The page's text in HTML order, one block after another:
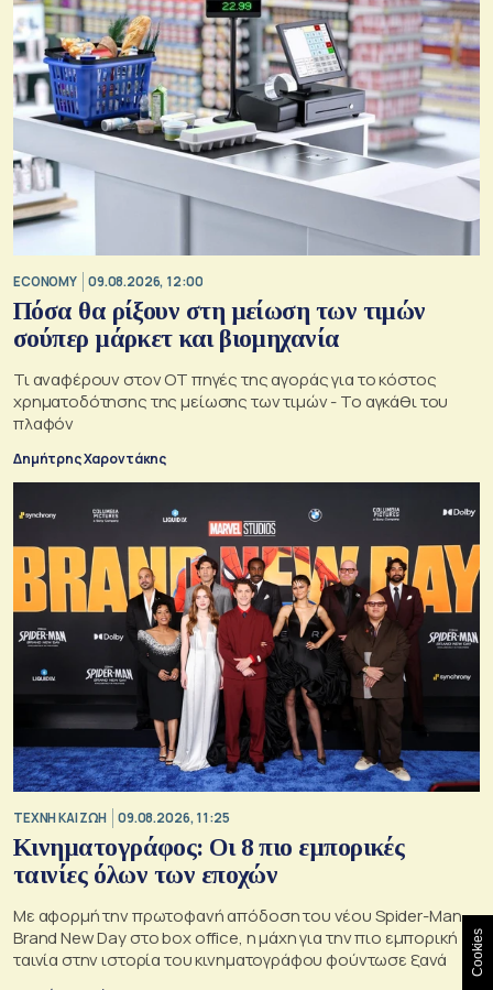
ECONOMY 09.08.2026, 12:00
Πόσα θα ρίξουν στη μείωση των τιμών
σούπερ μάρκετ και βιομηχανία
Τι αναφέρουν στον ΟΤ πηγές της αγοράς για το κόστος
χρηματοδότησης της μείωσης των τιμών - Το αγκάθι του
πλαφόν
Δημήτρης Χαροντάκης
TΕΧΝΗ ΚΑΙ ΖΩΗ 09.08.2026, 11:25
Κινηματογράφος: Οι 8 πιο εμπορικές
ταινίες όλων των εποχών
Με αφορμή την πρωτοφανή απόδοση του νέου Spider-Man:
Brand New Day στο box office, η μάχη για την πιο εμπορική
ταινία στην ιστορία του κινηματογράφου φούντωσε ξανά
Cookies